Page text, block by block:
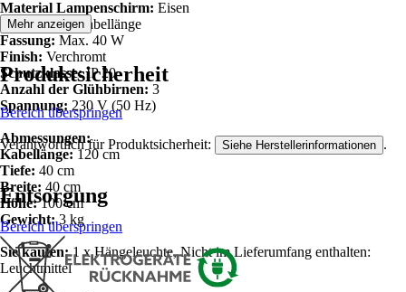
Material Lampenschirm: Eisen
Verstellbar:Kabellänge
Fassung: Max. 40 W
Finish: Verchromt
Schutzklasse:IP 20
Anzahl der Glühbirnen: 3
Spannung: 230 V (50 Hz)
Abmessungen:
Kabellänge:120 cm
Tiefe: 40 cm
Breite: 40 cm
Höhe:100 cm
Gewicht:3 kg
Sie kaufen:1 x Hängeleuchte, Nicht im Lieferumfang enthalten:
Leuchtmittel
Mehr anzeigen
Produktsicherheit
Bereich überspringen
Verantwortlich für Produktsicherheit: Siehe Herstellerinformationen .
Entsorgung
Bereich überspringen